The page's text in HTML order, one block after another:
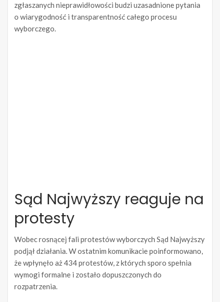
zgłaszanych nieprawidłowości budzi uzasadnione pytania
o wiarygodność i transparentność całego procesu
wyborczego.
Sąd Najwyższy reaguje na
protesty
Wobec rosnącej fali protestów wyborczych Sąd Najwyższy
podjął działania. W ostatnim komunikacie poinformowano,
że wpłynęło aż 434 protestów, z których sporo spełnia
wymogi formalne i zostało dopuszczonych do
rozpatrzenia.